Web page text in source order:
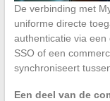
De verbinding met
uniforme directe
authenticatie via
SSO of een
synchroniseert
Een deel van de